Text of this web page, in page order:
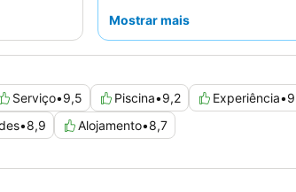
um quarto com
Mostrar mais
Serviço•9,5 Piscina•9,2 Experiência•
•8,9 Alojamento•8,7